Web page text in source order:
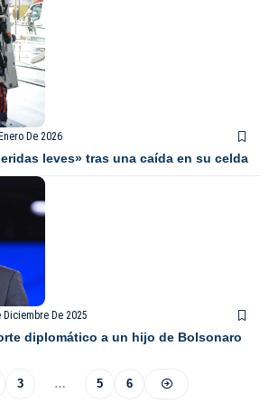
De 2026
leves» tras una caída en su celda
Diciembre De 2025
diplomático a un hijo de Bolsonaro
3 … 5 6